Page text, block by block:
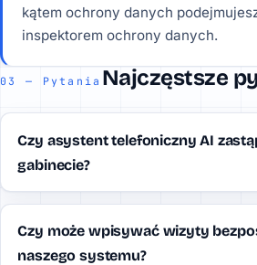
kątem ochrony danych
inspektorem ochrony danych.
03 — Pytania Najczęstsze
Czy asystent telefoniczny AI
gabinecie?
Czy może wpisywać wizyty
naszego systemu?